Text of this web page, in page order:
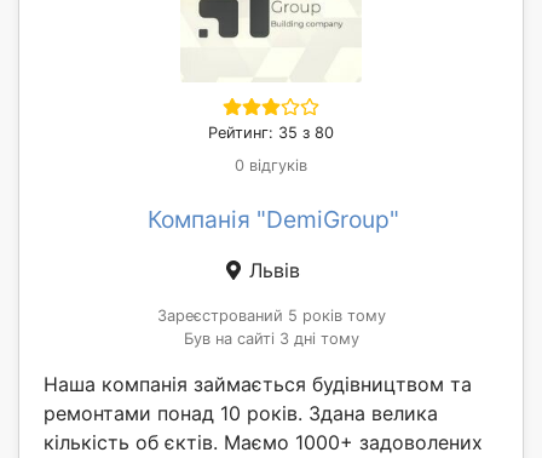
Рейтинг: 35 з 80
0 відгуків
Компанія "DemiGroup"
Львів
Зареєстрований 5 років тому
Був на сайті 3 дні тому
Наша компанія займається будівництвом та
ремонтами понад 10 років. Здана велика
кількість об єктів. Маємо 1000+ задоволених